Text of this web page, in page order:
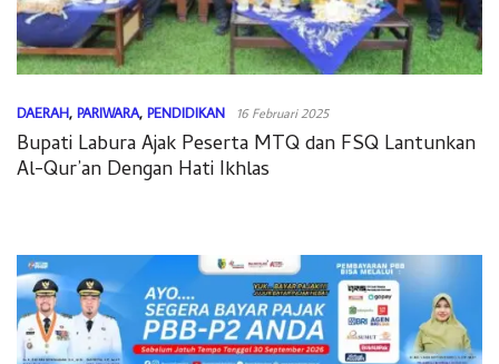
DAERAH, PARIWARA, PENDIDIKAN 16 Februari 2025
Bupati Labura Ajak Peserta MTQ dan FSQ Lantunkan
Al-Qur’an Dengan Hati Ikhlas